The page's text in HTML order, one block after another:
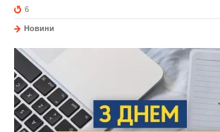
6
Новини